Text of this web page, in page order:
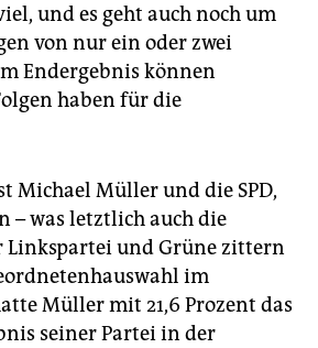
und es geht auch noch um
von nur ein oder zwei
Endergebnis können
haben für die
Michael Müller und die SPD,
– was letztlich auch die
und Grüne zittern
im
Müller mit 21,6 Prozent das
seiner Partei in der